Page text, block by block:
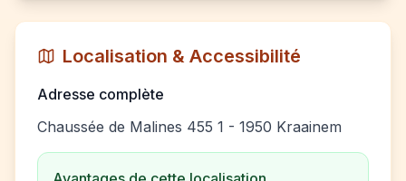
Localisation & Accessibilité
Adresse complète
Chaussée de Malines 455 1 - 1950 Kraainem